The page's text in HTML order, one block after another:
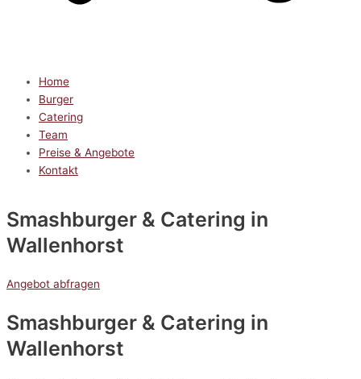
Home
Burger
Catering
Team
Preise & Angebote
Kontakt
Smashburger & Catering in
Wallenhorst
Angebot abfragen
Smashburger & Catering in
Wallenhorst